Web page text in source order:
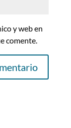
y web en
comente.